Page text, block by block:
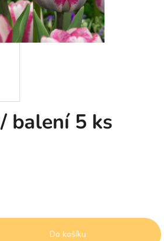
/ balení 5 ks
Do košíku